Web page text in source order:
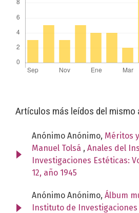
Artículos más leídos del mismo
Anónimo Anónimo, Méritos
Manuel Tolsá , Anales del
Investigaciones Estéticas:
12, año 1945
Anónimo Anónimo, Álbum
Instituto de Investigaciones